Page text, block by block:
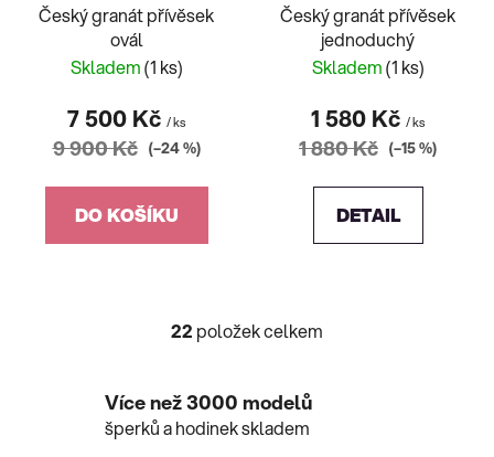
Český granát přívěsek
ovál
Skladem(1 ks)
7 500 Kč / ks
9 900 Kč (–24 %)
DO KOŠÍKU
Český granát přívěsek
jednoduchý
Skladem(1 ks)
1 580 Kč / ks
1 880 Kč (–15 %)
DETAIL
O
á
d
22 položek celkem
Více než 3000 modelů
šperků a hodinek skladem